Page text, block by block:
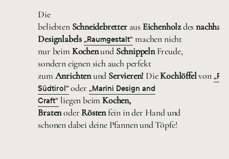
Die
beliebten SchneidebretterausEichenholzdes
Designlabels„Raumgestalt“machen nicht
nur beimKochenund SchnippelnFreude,
sondern eignen sich auch perfekt
zumAnrichtenund Servieren! DieKochlöffelvon„Pur
Südtirol“oder„Marini Design and
Craft“liegen beimKochen,
BratenoderRöstenfein in der Hand und
schonen dabei deine Pfannen und Töpfe!